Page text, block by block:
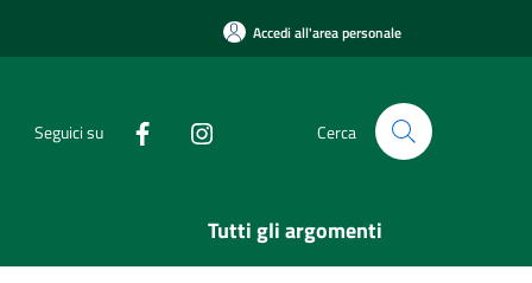
Accedi all'area personale
Seguici su Cerca
Tutti gli argomenti